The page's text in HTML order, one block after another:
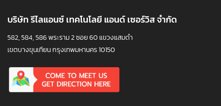
บริษัท รีไลแอนซ์ เทคโนโลยี แอนด์ เซอร์วิส จำกัด
582, 584, 586 พระราม 2 ซอย 60 แขวงแสมดำ
เขตบางขุนเทียน กรุงเทพมหานคร 10150